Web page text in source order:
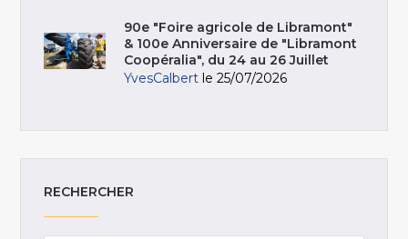
90e "Foire agricole de Libramont"
& 100e Anniversaire de "Libramont
Coopéralia", du 24 au 26 Juillet
YvesCalbert le 25/07/2026
RECHERCHER